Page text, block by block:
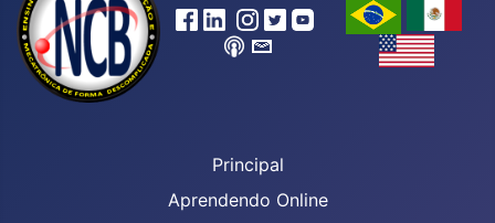
Principal
Aprendendo Online